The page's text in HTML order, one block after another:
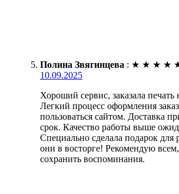
Полина Звягинцева : ★ ★ ★ ★
10.09.2025
Хороший сервис, заказала печать
Легкий процесс оформления
пользоваться сайтом. Доставка
срок. Качество работы выше
Специально сделала подарок для
они в восторге! Рекомендую
сохранить воспоминания.